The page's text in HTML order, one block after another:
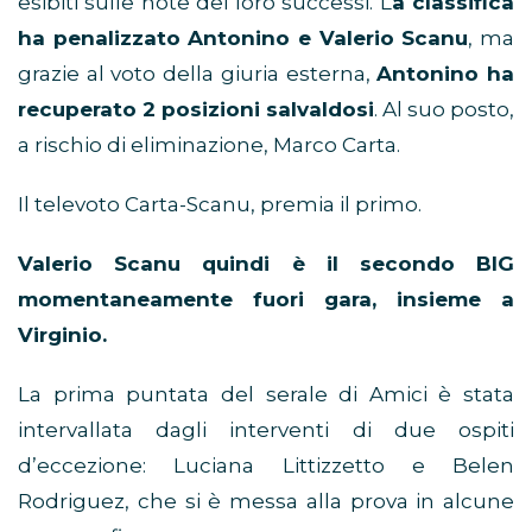
ha penalizzato Antonino e Valerio Scanu, ma
grazie al voto della giuria esterna,Antonino ha
recuperato 2 posizioni salvaldosi. Al suo posto,
a rischio di eliminazione, Marco Carta.
Il televoto Carta-Scanu, premia il primo.
Valerio Scanu quindi è il secondo BIG
momentaneamente fuori gara, insieme a
Virginio.
La prima puntata del serale di Amici è stata
intervallata dagli interventi di due ospiti
d’eccezione: Luciana Littizzetto e Belen
Rodriguez, che si è messa alla prova in alcune